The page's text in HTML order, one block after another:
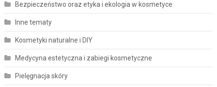
Bezpieczeństwo oraz etyka i ekologia w kosmetyce
Inne tematy
Kosmetyki naturalne i DIY
Medycyna estetyczna i zabiegi kosmetyczne
Pielęgnacja skóry